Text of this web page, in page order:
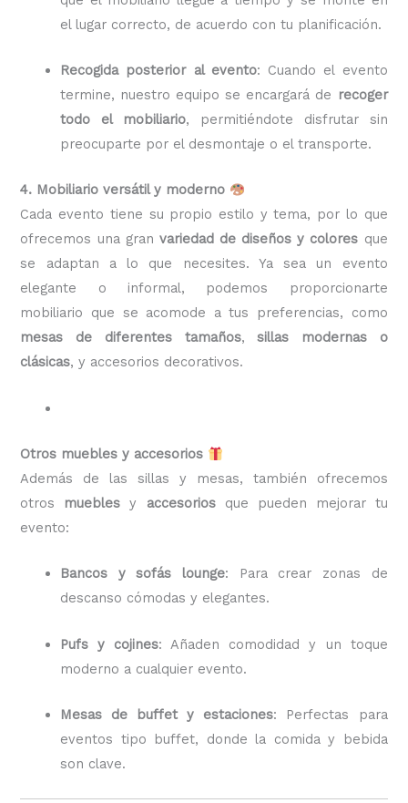
el lugar correcto, de acuerdo con tu planificación.
Recogida posterior al evento: Cuando el evento
termine, nuestro equipo se encargará de recoger
todo el mobiliario, permitiéndote disfrutar sin
preocuparte por el desmontaje o el transporte.
4. Mobiliario versátil y moderno
Cada evento tiene su propio estilo y tema, por lo que
ofrecemos una gran variedad de diseños y colores que
se adaptan a lo que necesites. Ya sea un evento
elegante o informal, podemos proporcionarte
mobiliario que se acomode a tus preferencias, como
mesas de diferentes tamaños,sillas modernas o
clásicas, y accesorios decorativos.
Otros muebles y accesorios
Además de las sillas y mesas, también ofrecemos
otros muebles y accesoriosque pueden mejorar tu
evento:
Bancos y sofás lounge: Para crear zonas de
descanso cómodas y elegantes.
Pufs y cojines: Añaden comodidad y un toque
moderno a cualquier evento.
Mesas de buffet y estaciones: Perfectas para
eventos tipo buffet, donde la comida y bebida
son clave.